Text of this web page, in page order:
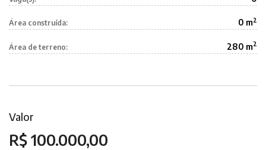
Área construída: 0 m2
Área de terreno: 280 m2
Valor
R$ 100.000,00